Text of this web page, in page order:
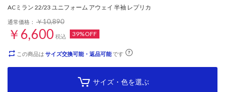
ACミラン 22/23 ユニフォーム アウェイ 半袖 レプリカ
通常価格： ￥10,890
￥6,600 税込 39%OFF
この商品は サイズ交換可能・返品可能です
サイズ・色を選ぶ